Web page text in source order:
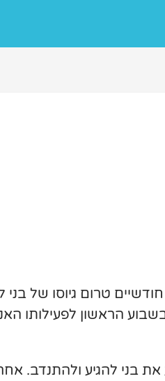
טרום גיוסו של בני
הראשון לפעילותו
בני להגיע ולהתנדב.